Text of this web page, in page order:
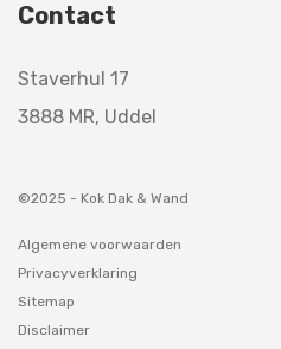
Contact
Staverhul 17
3888 MR, Uddel
©2025 - Kok Dak & Wand
Algemene voorwaarden
Privacyverklaring
Sitemap
Disclaimer